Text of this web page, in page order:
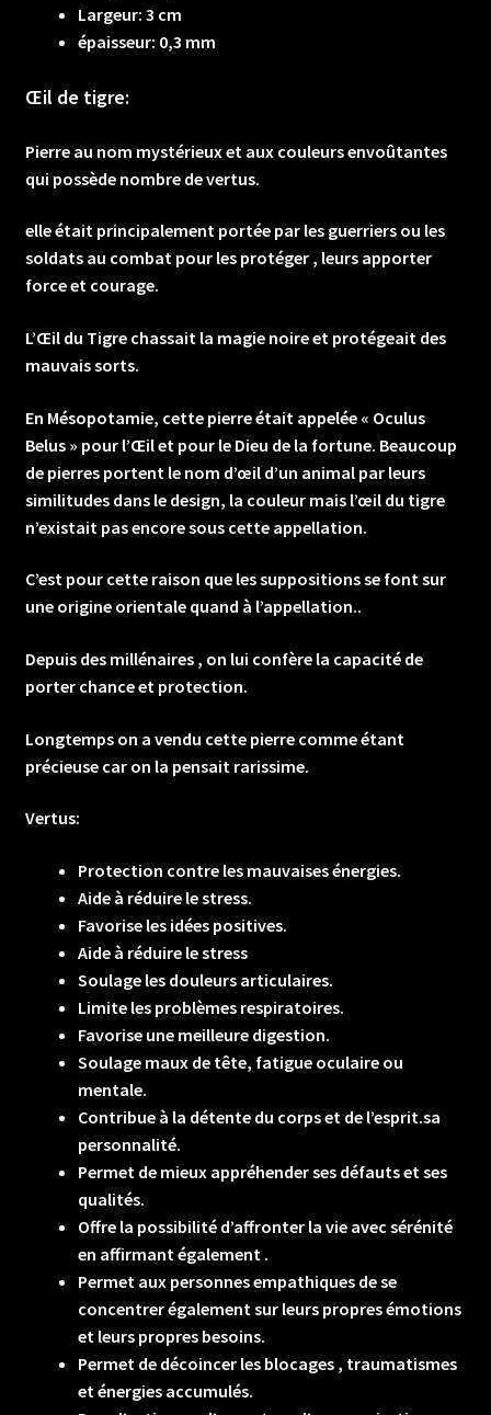
Largeur: 3 cm
épaisseur: 0,3 mm
Œil de tigre:
Pierre au nom mystérieux et aux couleurs envoûtantes
qui possède nombre de vertus.
elle était principalement portée par les guerriers ou les
soldats au combat pour les protéger , leurs apporter
force et courage.
L’Œil du Tigre chassait la magie noire et protégeait des
mauvais sorts.
En Mésopotamie, cette pierre était appelée « Oculus
Belus » pour l’Œil et pour le Dieu de la fortune. Beaucoup
de pierres portent le nom d’œil d’un animal par leurs
similitudes dans le design, la couleur mais l’œil du tigre
n’existait pas encore sous cette appellation.
C’est pour cette raison que les suppositions se font sur
une origine orientale quand à l’appellation..
Depuis des millénaires , on lui confère la capacité de
porter chance et protection.
Longtemps on a vendu cette pierre comme étant
précieuse car on la pensait rarissime.
Vertus:
Protection contre les mauvaises énergies.
Aide à réduire le stress.
Favorise les idées positives.
Aide à réduire le stress
Soulage les douleurs articulaires.
Limite les problèmes respiratoires.
Favorise une meilleure digestion.
Soulage maux de tête, fatigue oculaire ou
mentale.
Contribue à la détente du corps et de l’esprit.sa
personnalité.
Permet de mieux appréhender ses défauts et ses
qualités.
Offre la possibilité d’affronter la vie avec sérénité
en affirmant également .
Permet aux personnes empathiques de se
concentrer également sur leurs propres émotions
et leurs propres besoins.
Permet de décoincer les blocages , traumatismes
et énergies accumulés.